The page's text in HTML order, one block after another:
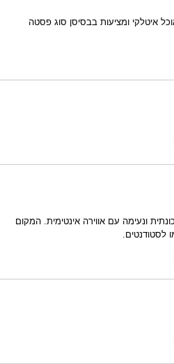
איטלקי ומציעות בבסיסן סוג פסטה
ונעימה עם אווירה אינטימית. המקום
לסטודנטים.